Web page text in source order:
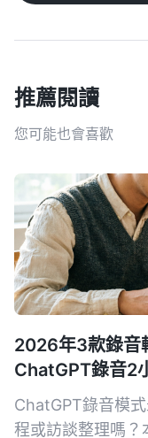
推薦閱讀
您可能也會喜歡
2026年3款錄音
ChatGPT錄音2
Tinrec？
ChatGPT錄音模
程或訪談整理嗎？